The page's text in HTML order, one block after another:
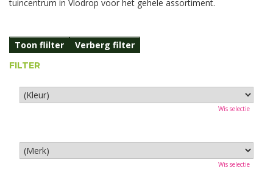
tuincentrum in Vlodrop voor het gehele assortiment.
Toon flilter Verberg filter
FILTER
Wis selectie
Wis selectie